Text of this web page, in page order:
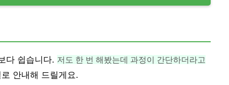
다 쉽습니다. 저도 한 번 해봤는데 과정이 간단하더라고
안내해 드릴게요.